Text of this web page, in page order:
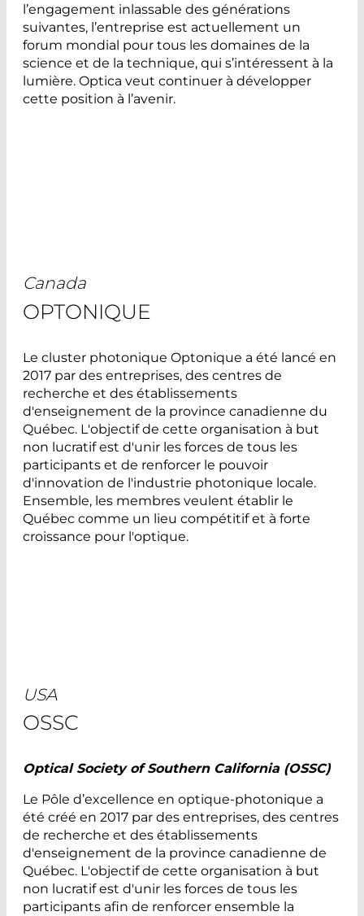
l’engagement inlassable des générations
suivantes, l’entreprise est actuellement un
forum mondial pour tous les domaines de la
science et de la technique, qui s’intéressent à la
lumière. Optica veut continuer à développer
cette position à l’avenir.
Canada
OPTONIQUE
Le cluster photonique Optonique a été lancé en
2017 par des entreprises, des centres de
recherche et des établissements
d'enseignement de la province canadienne du
Québec. L'objectif de cette organisation à but
non lucratif est d'unir les forces de tous les
participants et de renforcer le pouvoir
d'innovation de l'industrie photonique locale.
Ensemble, les membres veulent établir le
Québec comme un lieu compétitif et à forte
croissance pour l'optique.
USA
OSSC
Optical Society of Southern California (OSSC)
Le Pôle d’excellence en optique-photonique a
été créé en 2017 par des entreprises, des centres
de recherche et des établissements
d'enseignement de la province canadienne de
Québec. L'objectif de cette organisation à but
non lucratif est d'unir les forces de tous les
participants afin de renforcer ensemble la